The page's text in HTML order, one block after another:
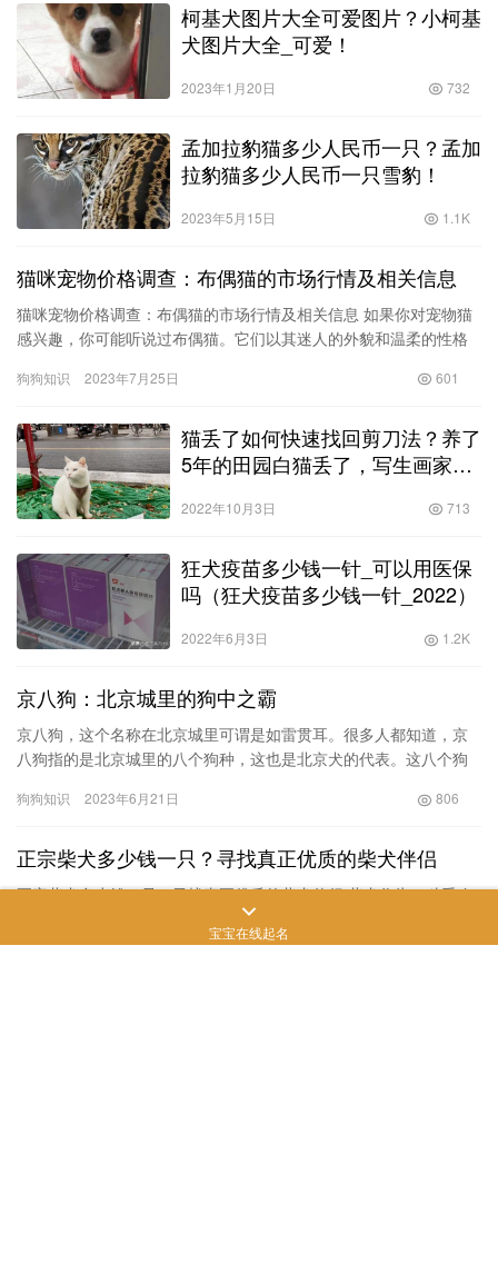
柯基犬图片大全可爱图片？小柯基
犬图片大全_可爱！
2023年1月20日 732
孟加拉豹猫多少人民币一只？孟加
拉豹猫多少人民币一只雪豹！
2023年5月15日 1.1K
猫咪宠物价格调查：布偶猫的市场行情及相关信息
猫咪宠物价格调查：布偶猫的市场行情及相关信息 如果你对宠物猫
感兴趣，你可能听说过布偶猫。它们以其迷人的外貌和温柔的性格
同，它…
狗狗知识 2023年7月25日 601
猫丢了如何快速找回剪刀法？养了
5年的田园白猫丢了，写生画家悬
2022年10月3日 713
狂犬疫苗多少钱一针_可以用医保
吗（狂犬疫苗多少钱一针_2022）
2022年6月3日 1.2K
京八狗：北京城里的狗中之霸
京八狗，这个名称在北京城里可谓是如雷贯耳。很多人都知道，京
八狗指的是北京城里的八个狗种，这也是北京犬的代表。这八个狗
这八个…
狗狗知识 2023年6月21日 806
正宗柴犬多少钱一只？寻找真正优质的柴犬伴侣
正宗柴犬多少钱一只？寻找真正优质的柴犬伴侣 柴犬作为一种受欢
迎的犬种，其活泼可爱的外貌和忠诚友好的性格吸引了无数犬友。
然而，市场上对于柴犬价格的不同定价让买家们感到困惑。那么，
宝宝在线起名